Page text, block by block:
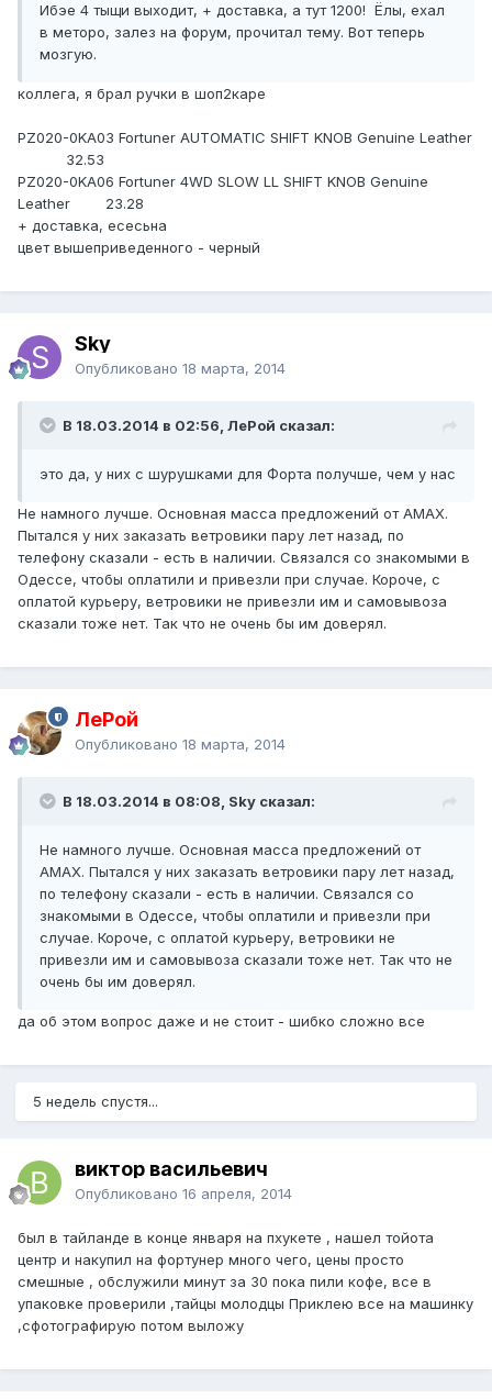
Ибэе 4 тыщи выходит, + доставка, а тут 1200! Ёлы, ехал
в меторо, залез на форум, прочитал тему. Вот теперь
мозгую.
коллега, я брал ручки в шоп2каре
PZ020-0KA03 Fortuner AUTOMATIC SHIFT KNOB Genuine Leather
32.53
PZ020-0KA06 Fortuner 4WD SLOW LL SHIFT KNOB Genuine
Leather 23.28
+ доставка, есесьна
цвет вышеприведенного - черный
Sky
Опубликовано 18 марта, 2014
В 18.03.2014 в 02:56, ЛеРой сказал:
это да, у них с шурушками для Форта получше, чем у нас
Не намного лучше. Основная масса предложений от AMAX.
Пытался у них заказать ветровики пару лет назад, по
телефону сказали - есть в наличии. Связался со знакомыми в
Одессе, чтобы оплатили и привезли при случае. Короче, с
оплатой курьеру, ветровики не привезли им и самовывоза
сказали тоже нет. Так что не очень бы им доверял.
ЛеРой
Опубликовано 18 марта, 2014
В 18.03.2014 в 08:08, Sky сказал:
Не намного лучше. Основная масса предложений от
AMAX. Пытался у них заказать ветровики пару лет назад,
по телефону сказали - есть в наличии. Связался со
знакомыми в Одессе, чтобы оплатили и привезли при
случае. Короче, с оплатой курьеру, ветровики не
привезли им и самовывоза сказали тоже нет. Так что не
очень бы им доверял.
да об этом вопрос даже и не стоит - шибко сложно все
5 недель спустя...
виктор васильевич
Опубликовано 16 апреля, 2014
был в тайланде в конце января на пхукете , нашел тойота
центр и накупил на фортунер много чего, цены просто
смешные , обслужили минут за 30 пока пили кофе, все в
упаковке проверили ,тайцы молодцы Приклею все на машинку
,сфотографирую потом выложу